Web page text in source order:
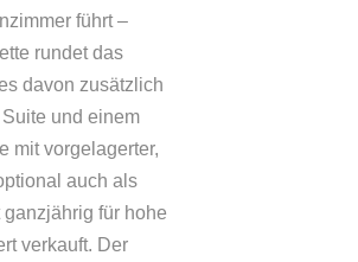
führt –
rundet das
davon zusätzlich
und einem
mit vorgelagerter,
auch als
für hohe
verkauft. Der